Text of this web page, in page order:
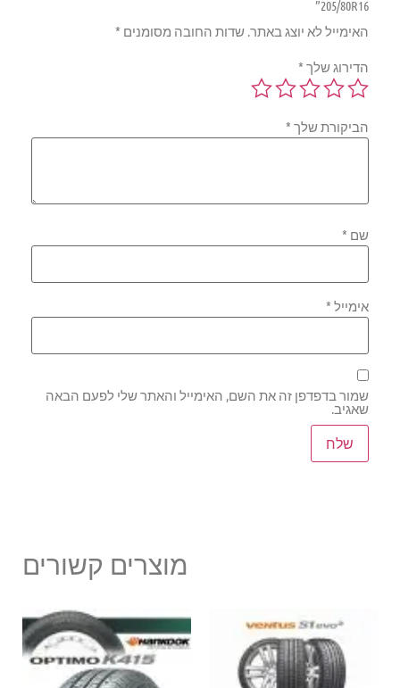
205/80R16”
האימייל לא יוצג באתר.שדות החובה מסומנים*
הדירוג שלך*
הביקורת שלך*
שם*
אימייל*
שמור בדפדפן זה את השם, האימייל והאתר שלי לפעם הבאה
שאגיב.
מוצרים קשורים